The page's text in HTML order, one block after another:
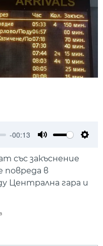
-00:13
със закъснение
повреда в
Централна гара и